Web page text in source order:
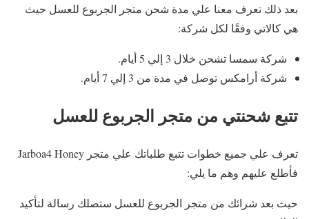
بعد ذلك تعرف معنا علي مدة شحن متجر الجربوع للعسل حيث
هي كالاتي وفقًا لكل شركة:
شركة سمسا تشحن خلال 3 إلي 5 أيام.
شركة أرامكس توصل في مدة من 3 إلي 7 أيام.
تتبع شحنتي من متجر الجربوع للعسل
تعرف علي جميع خطوات تتبع طلباتك علي متجر Jarboa4 Honey
فأطلع عليهم وهم ما يلي:
حيث بعد شرائك من متجر الجربوع للعسل ستصلك رسالة لتأكيد